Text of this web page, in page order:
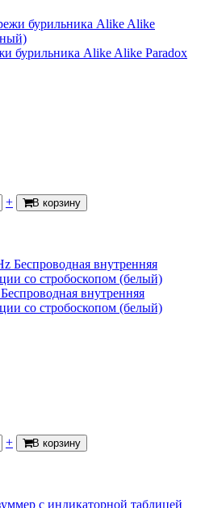
бурильника Alike Alike Paradox
+ В корзину
внутренняя
со стробоскопом (белый)
+ В корзину